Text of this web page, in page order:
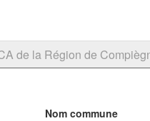
de la Région de
Nom commune